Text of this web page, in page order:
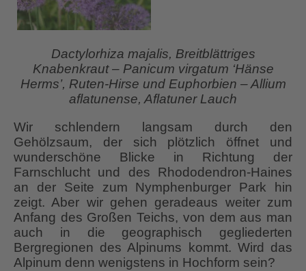
Dactylorhiza majalis, Breitblättriges
Knabenkraut – Panicum virgatum ‘Hänse
Herms’, Ruten-Hirse und Euphorbien – Allium
aflatunense, Aflatuner Lauch
Wir schlendern langsam durch den
Gehölzsaum, der sich plötzlich öffnet und
wunderschöne Blicke in Richtung der
Farnschlucht und des Rhododendron-Haines
an der Seite zum Nymphenburger Park hin
zeigt. Aber wir gehen geradeaus weiter zum
Anfang des Großen Teichs, von dem aus man
auch in die geographisch gegliederten
Bergregionen des Alpinums kommt. Wird das
Alpinum denn wenigstens in Hochform sein?